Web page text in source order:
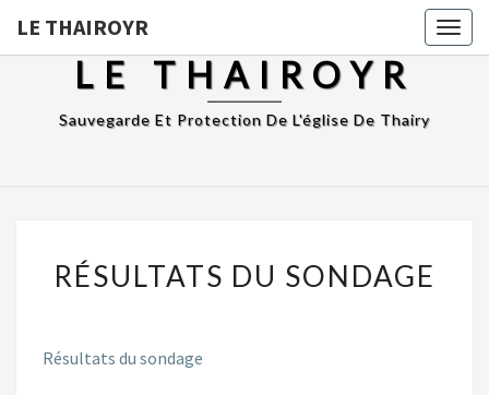
LE THAIROYR
LE THAIROYR
Sauvegarde Et Protection De L'église De Thairy
DU
RÉSULTATS DU SONDAGE
Résultats du sondage